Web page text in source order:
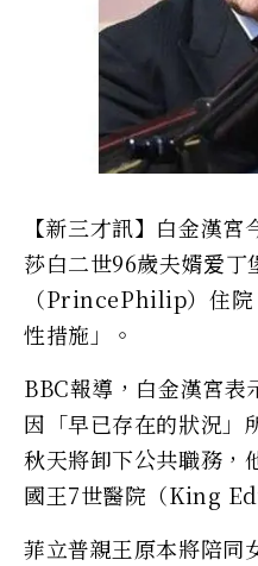
【新三才訊】白金漢
莎白二世96歲夫婿爱丁
（PrincePhilip）住院
性措施」。
BBC報導，白金漢宮表
因「早已存在的狀況」
秋天將卸下公共職務，
國王7世醫院（King
菲立普親王原本將陪同